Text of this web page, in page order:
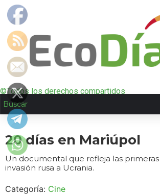
©Todos los derechos compartidos
20 días en Mariúpol
Un documental que refleja las
invasión rusa a Ucrania.
Categoría: Cine